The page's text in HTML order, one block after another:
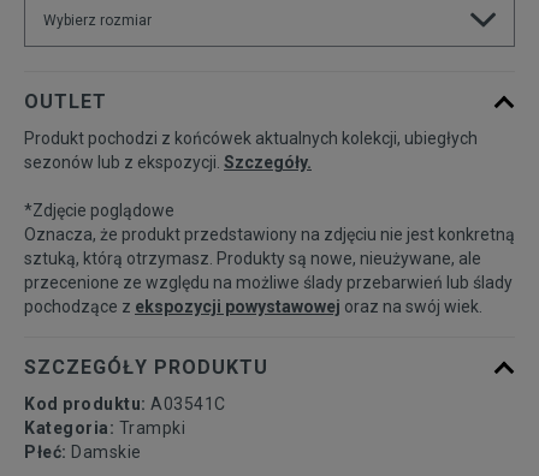
Wybierz rozmiar
36 22,5 cm Powiadom o dostępności
36,5 23 cm
37 23,5 cm Powiadom o dostępności
38 24,5 cm
OUTLET
Produkt pochodzi z końcówek aktualnych kolekcji, ubiegłych
sezonów lub z ekspozycji. Szczegóły.
*Zdjęcie poglądowe
Oznacza, że produkt przedstawiony na zdjęciu nie jest konkretną
sztuką, którą otrzymasz. Produkty są nowe, nieużywane, ale
przecenione ze względu na możliwe ślady przebarwień lub ślady
pochodzące z ekspozycji powystawowej oraz na swój wiek.
SZCZEGÓŁY PRODUKTU
Kod produktu: A03541C
Kategoria: Trampki
Płeć: Damskie